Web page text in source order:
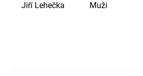
Jiří Lehečka Muži